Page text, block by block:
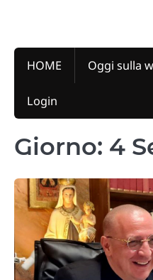
HOME Oggi sulla
Login
Giorno: 4